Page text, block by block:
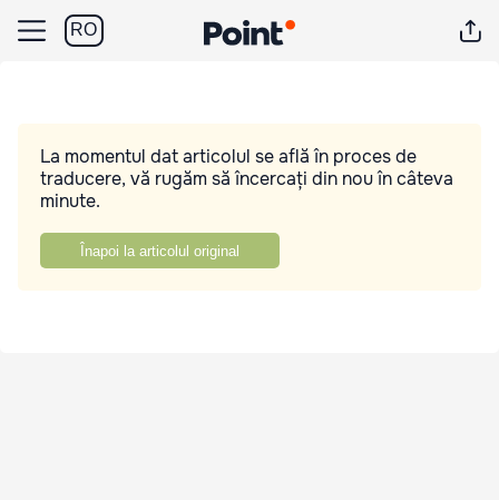
RO
La momentul dat articolul se află în proces de
traducere, vă rugăm să încercați din nou în câteva
minute.
Înapoi la articolul original